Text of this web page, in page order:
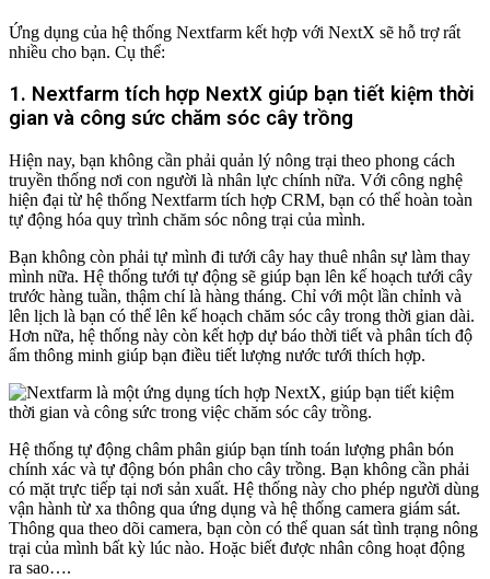
Ứng dụng của hệ thống Nextfarm kết hợp với NextX sẽ hỗ trợ rất
nhiều cho bạn. Cụ thể:
1. Nextfarm tích hợp NextX giúp bạn tiết kiệm thời
gian và công sức chăm sóc cây trồng
Hiện nay, bạn không cần phải quản lý nông trại theo phong cách
truyền thống nơi con người là nhân lực chính nữa. Với công nghệ
hiện đại từ hệ thống Nextfarm tích hợp CRM, bạn có thể hoàn toàn
tự động hóa quy trình chăm sóc nông trại của mình.
Bạn không còn phải tự mình đi tưới cây hay thuê nhân sự làm thay
mình nữa. Hệ thống tưới tự động sẽ giúp bạn lên kế hoạch tưới cây
trước hàng tuần, thậm chí là hàng tháng. Chỉ với một lần chỉnh và
lên lịch là bạn có thể lên kế hoạch chăm sóc cây trong thời gian dài.
Hơn nữa, hệ thống này còn kết hợp dự báo thời tiết và phân tích độ
ẩm thông minh giúp bạn điều tiết lượng nước tưới thích hợp.
Hệ thống tự động châm phân giúp bạn tính toán lượng phân bón
chính xác và tự động bón phân cho cây trồng. Bạn không cần phải
có mặt trực tiếp tại nơi sản xuất. Hệ thống này cho phép người dùng
vận hành từ xa thông qua ứng dụng và hệ thống camera giám sát.
Thông qua theo dõi camera, bạn còn có thể quan sát tình trạng nông
trại của mình bất kỳ lúc nào. Hoặc biết được nhân công hoạt động
ra sao….